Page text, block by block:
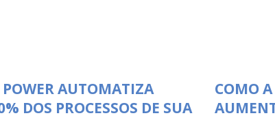
POWER AUTOMATIZA
DOS PROCESSOS DE SUA
COMO